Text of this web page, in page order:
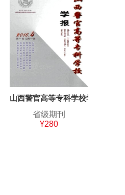
山西警官高等专科学校学报
省级期刊
¥280